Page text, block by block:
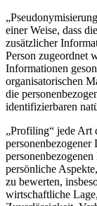
einer Weise, dass
zusätzlicher
Person zugeordnet
Informationen
organisatorischen
die
identifizierbaren
„Profiling“ jede Art
personenbezogener
persönliche
zu bewerten,
wirtschaftliche